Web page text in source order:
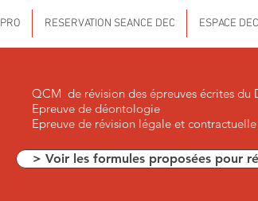
RESERVATION SEANCE DEC ESPACE
QCM de révision des épreuves écrites du
Epreuve de déontologie
Epreuve de révision légale et
> Voir les formules proposées pour